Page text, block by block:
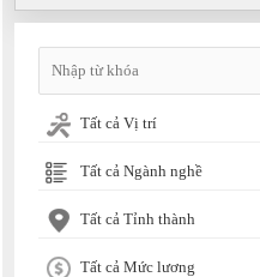
Tất cả Vị trí
Tất cả Ngành nghề
Tất cả Tỉnh thành
Tất cả Mức lương